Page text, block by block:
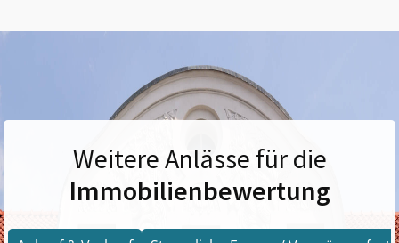
Weitere Anlässe für die
Immobilienbewertung